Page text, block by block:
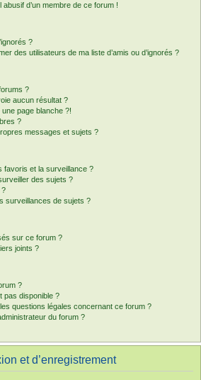
d’un membre de ce forum !
?
des utilisateurs de ma liste d’amis ou d’ignorés ?
?
aucun résultat ?
page blanche ?!
?
messages et sujets ?
favoris et la surveillance ?
des sujets ?
?
surveillances de sujets ?
sur ce forum ?
joints ?
?
pas disponible ?
questions légales concernant ce forum ?
du forum ?
et d’enregistrement